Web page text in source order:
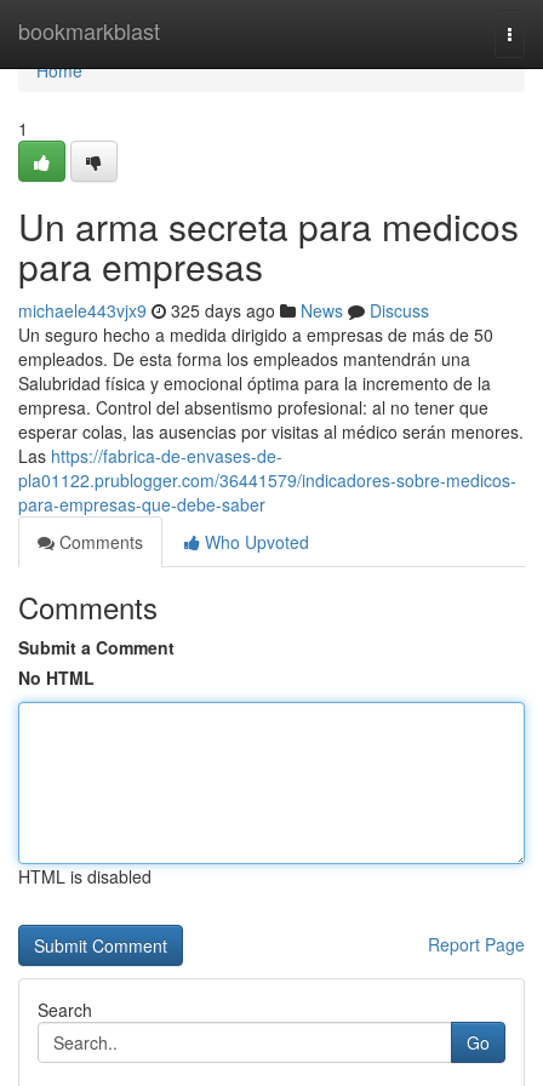
bookmarkblast
Home
Home
1
Un arma secreta para medicos
para empresas
michaele443vjx9 325 days ago News
Discuss
Un seguro hecho a medida dirigido a empresas de más de 50
empleados. De esta forma los empleados mantendrán una
Salubridad física y emocional óptima para la incremento de la
empresa. Control del absentismo profesional: al no tener que
esperar colas, las ausencias por visitas al médico serán menores.
Las https://fabrica-de-envases-de-
pla01122.prublogger.com/36441579/indicadores-sobre-medicos-
para-empresas-que-debe-saber
Comments
Who Upvoted
Comments
Submit a Comment
No HTML
HTML is disabled
Report Page
Search
Go